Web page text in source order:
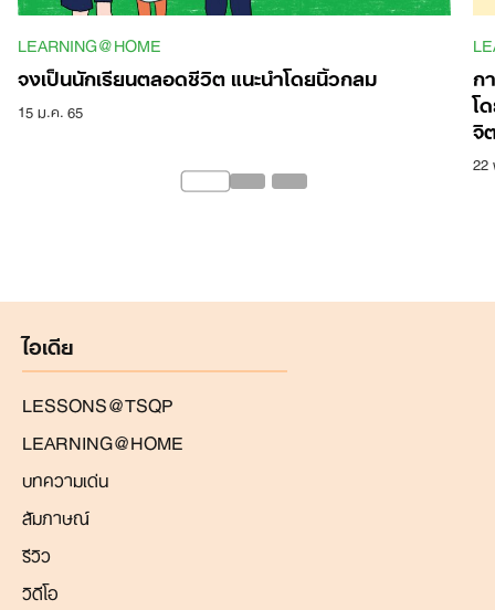
LEARNING@HOME
จงเป็นนักเรียนตลอดชีวิต แนะนำโดยนิ้วกลม
15 ม.ค. 65
ก
โ
จิ
22
ไอเดีย
LESSONS@TSQP
LEARNING@HOME
บทความเด่น
สัมภาษณ์
รีวิว
วิดีโอ